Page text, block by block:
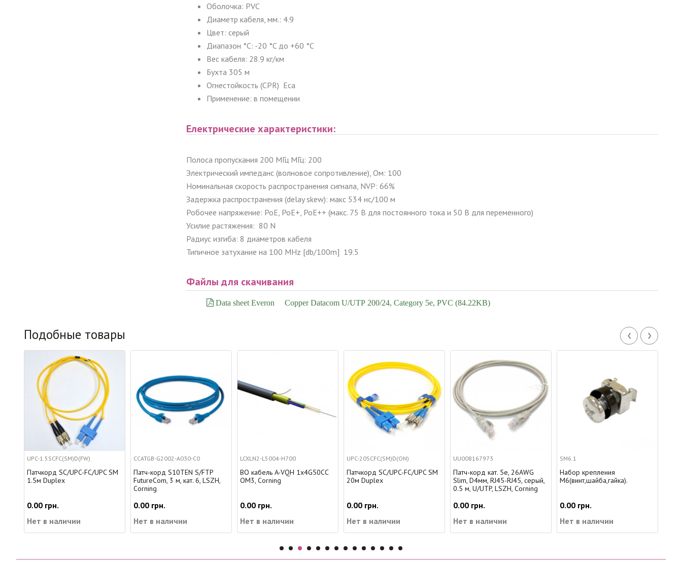
Оболочка: PVC
Диаметр кабеля, мм.: 4.9
Цвет: серый
Диапазон °C: -20 °C до +60 °C
Вес кабеля: 28.9 кг/км
Бухта 305 м
Огнестойкость (CPR) Eca
Применение: в помещении
Електрические характеристики:
Полоса пропускания 200 МГц МГц: 200
Электрический импеданс (волновое сопротивление), Ом: 100
Номинальная скорость распространения сигнала, NVP: 66%
Задержка распространения (delay skew): макс 534 нс/100 м
Робочее напряжение: PoE, PoE+, PoE++ (макс. 75 В для постоянного тока и 50 В для переменного)
Усилие растяжения: 80 N
Радиус изгиба: 8 диаметров кабеля
Типичное затухание на 100 MHz [db/100m] 19.5
Файлы для скачивания
Data sheet Everon™ Copper Datacom U/UTP 200/24, Category 5e, PVC (84.22KB)
Подобные товары ‹ ›
SC/UPC-FC/UPC SM
CCATGB-G2002-A030-C0
Патч-корд S10TEN S/FTP
FutureCom, 3 м, кат. 6, LSZH,
Нет в наличии
LCXLN2-L5004-H700
ВО кабель A-VQH 1x4G50CC
OM3, Corning
Нет в наличии
UPC-20SCFC(SM)D(ON)
Патчкорд SC/UPC-FC/UPC SM
Нет в наличии
UU008167973
Патч-корд кат. 5е, 26AWG
Slim, D4мм, RJ45-RJ45, серый,
0.5 м, U/UTP, LSZH, Corning
Нет в наличии
Набор крепления
М6(винт,шайба,гайка).
Нет в наличии
Патч-корд FTP, 15м,
серый